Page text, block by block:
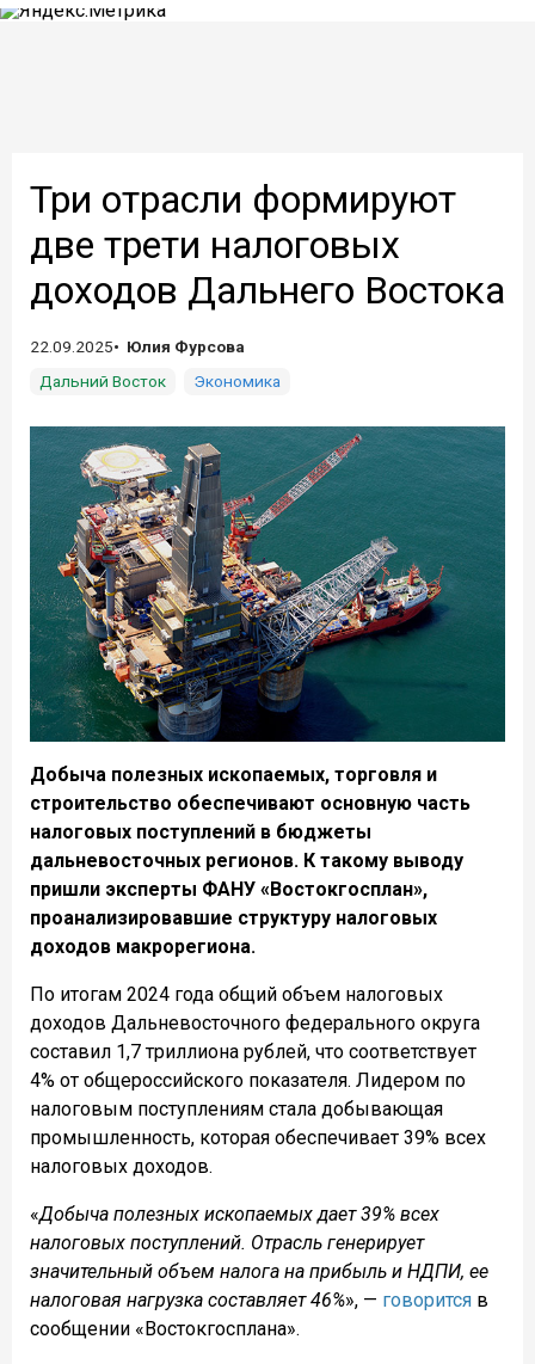
Три отрасли формируют
две трети налоговых
доходов Дальнего Востока
22.09.2025
Юлия Фурсова
Дальний Восток
Экономика
Добыча полезных ископаемых, торговля и
строительство обеспечивают основную часть
налоговых поступлений в бюджеты
дальневосточных регионов. К такому выводу
пришли эксперты ФАНУ «Востокгосплан»,
проанализировавшие структуру налоговых
доходов макрорегиона.
По итогам 2024 года общий объем налоговых
доходов Дальневосточного федерального округа
составил 1,7 триллиона рублей, что соответствует
4% от общероссийского показателя. Лидером по
налоговым поступлениям стала добывающая
промышленность, которая обеспечивает 39% всех
налоговых доходов.
«Добыча полезных ископаемых дает 39% всех
налоговых поступлений. Отрасль генерирует
значительный объем налога на прибыль и НДПИ, ее
налоговая нагрузка составляет 46%», — говорится в
сообщении «Востокгосплана».